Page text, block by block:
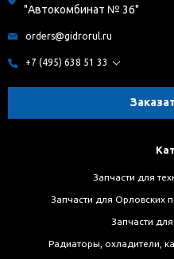
"Автокомбинат № 36"
orders@gidrorul.ru
+7 (495) 638 51 33
Запчасти для
Запчасти для Орловских
Запчасти
Радиаторы, охладители,